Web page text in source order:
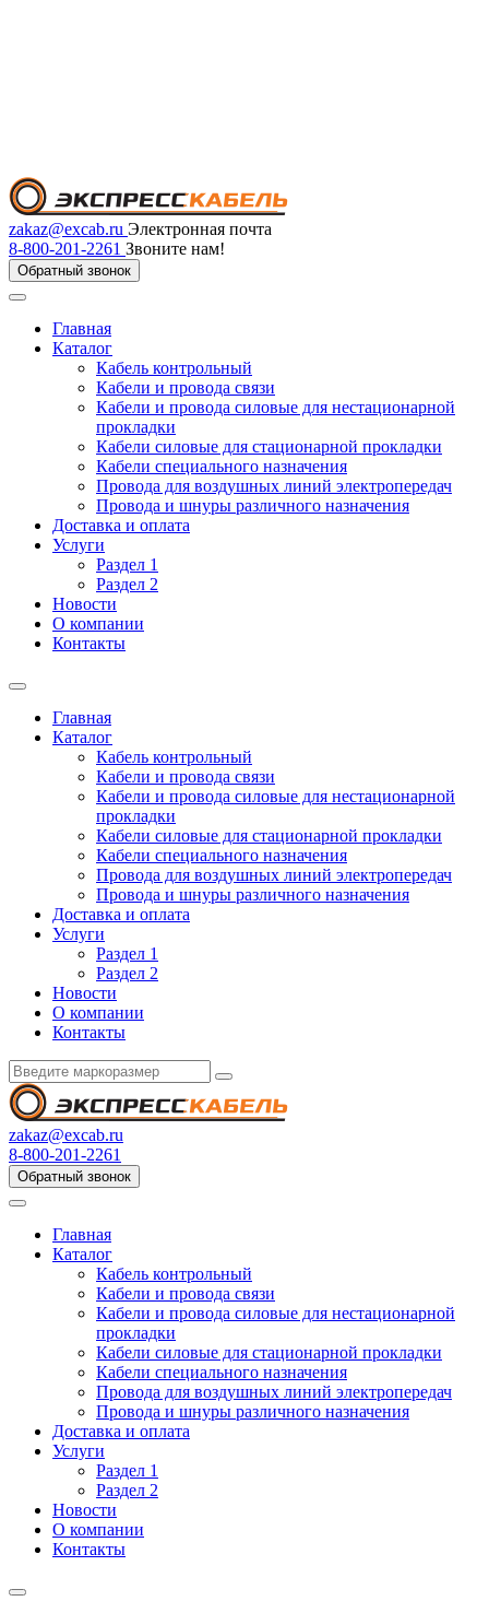
zakaz@excab.ru Электронная почта
8-800-201-2261 Звоните нам!
Обратный звонок
Главная
Каталог
Кабель контрольный
Кабели и провода связи
Кабели и провода силовые для нестационарной
прокладки
Кабели силовые для стационарной прокладки
Кабели специального назначения
Провода для воздушных линий электропередач
Провода и шнуры различного назначения
Доставка и оплата
Услуги
Раздел 1
Раздел 2
Новости
О компании
Контакты
Главная
Каталог
Кабель контрольный
Кабели и провода связи
Кабели и провода силовые для нестационарной
прокладки
Кабели силовые для стационарной прокладки
Кабели специального назначения
Провода для воздушных линий электропередач
Провода и шнуры различного назначения
Доставка и оплата
Услуги
Раздел 1
Раздел 2
Новости
О компании
Контакты
zakaz@excab.ru
8-800-201-2261
Обратный звонок
Главная
Каталог
Кабель контрольный
Кабели и провода связи
Кабели и провода силовые для нестационарной
прокладки
Кабели силовые для стационарной прокладки
Кабели специального назначения
Провода для воздушных линий электропередач
Провода и шнуры различного назначения
Доставка и оплата
Услуги
Раздел 1
Раздел 2
Новости
О компании
Контакты